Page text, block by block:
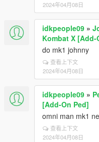
2024年04月08日
idkpeople09 »
Kombat X [Add-
do mk1 johnny
查看上下文
2024年04月08日
idkpeople09 »
[Add-On Ped]
omni man mk1
查看上下文
2024年04月08日